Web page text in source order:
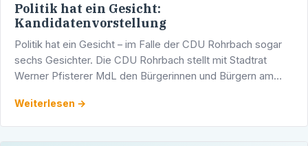
Politik hat ein Gesicht:
Kandidatenvorstellung
Politik hat ein Gesicht – im Falle der CDU Rohrbach sogar
sechs Gesichter. Die CDU Rohrbach stellt mit Stadtrat
Werner Pfisterer MdL den Bürgerinnen und Bürgern am
Weiterlesen →